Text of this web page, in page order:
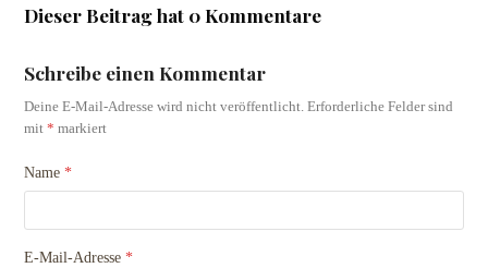
Dieser Beitrag hat 0 Kommentare
Schreibe einen Kommentar
Deine E-Mail-Adresse wird nicht veröffentlicht. Erforderliche Felder sind
mit* markiert
Name*
E-Mail-Adresse*